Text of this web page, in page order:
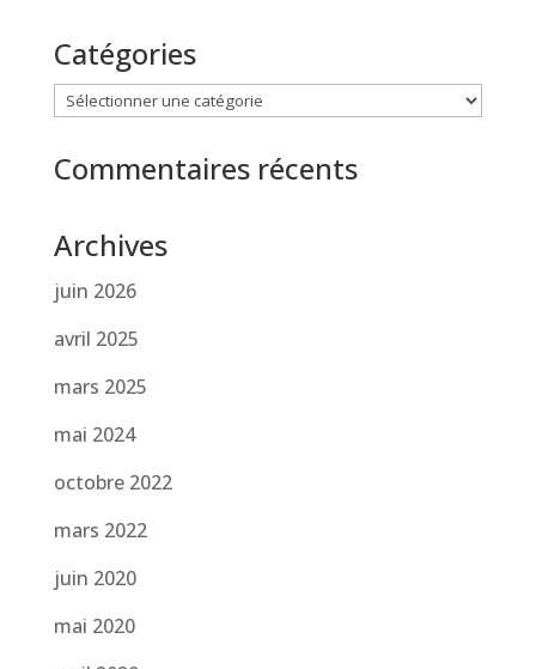
Catégories
Catégories
Commentaires récents
Archives
juin 2026
avril 2025
mars 2025
mai 2024
octobre 2022
mars 2022
juin 2020
mai 2020